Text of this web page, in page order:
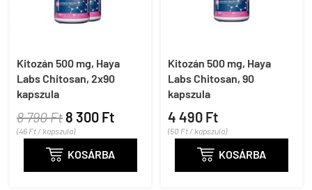
Kitozán 500 mg, Haya
Labs Chitosan, 2x90
kapszula
8 790 Ft8 300 Ft
(46 Ft / kapszula)
 KOSÁRBA
Kitozán 500 mg, Haya
Labs Chitosan, 90
kapszula
4 490 Ft
(50 Ft / kapszula)
 KOSÁRBA